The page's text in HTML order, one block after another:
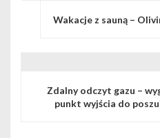
Wakacje z sauną –
Zdalny odczyt gazu –
punkt wyjścia do